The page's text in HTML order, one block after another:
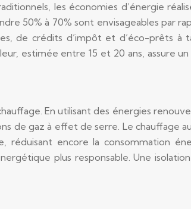
les économies d’énergie
50% à 70% sont envisageables par
de crédits d’impôt et d’éco-prêts à
estimée entre 15 et 20 ans, assure
En utilisant des énergies
de gaz à effet de serre. Le chauffage
réduisant encore la consommation
plus responsable. Une